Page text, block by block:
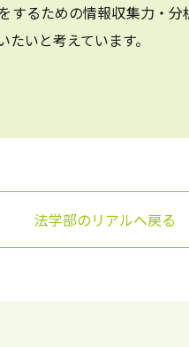
するための情報収集力・
たいと考えています。
法学部のリアルへ戻る